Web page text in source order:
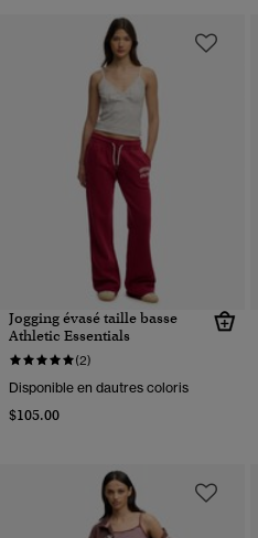
Jogging évasé taille basse
Athletic Essentials
(2)
Disponible en dautres coloris
$105.00